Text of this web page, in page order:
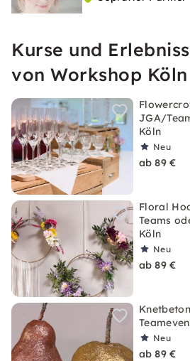
Kurse und
von Workshop Köln
JGA/
Köln
Neu
ab 89 €
Floral
Teams
Köln
Neu
ab 89 €
Neu
ab 89 €